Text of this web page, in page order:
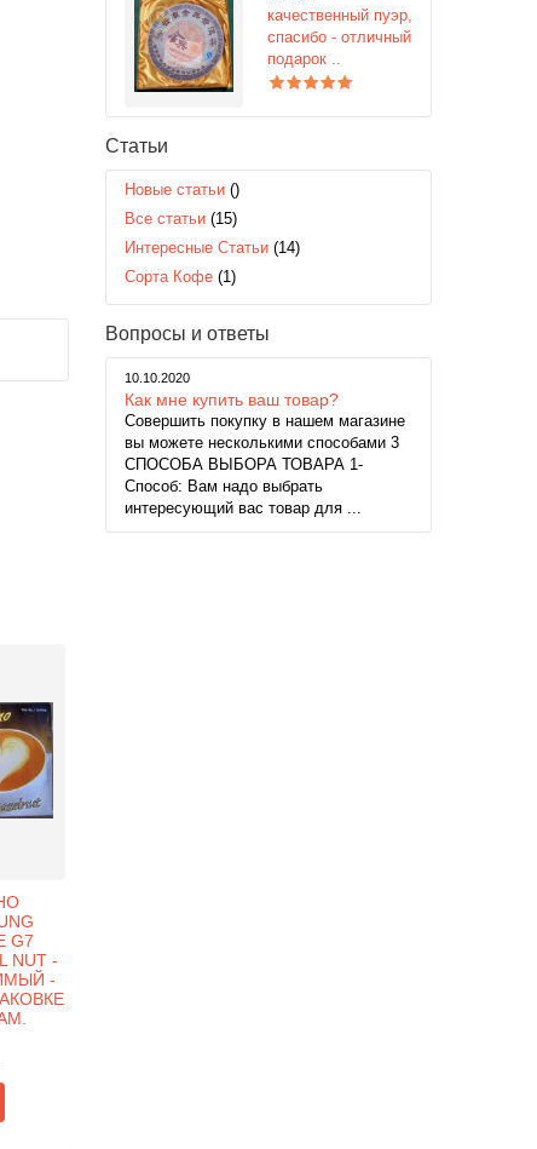
G7
NUT -
-
качественный пуэр,
спасибо - отличный
подарок ..
Статьи
Новые статьи ()
Все статьи (15)
Интересные Статьи (14)
Сорта Кофе (1)
Вопросы и ответы
10.10.2020
Как мне купить ваш товар?
Совершить покупку в нашем магазине
вы можете несколькими способами 3
СПОСОБА ВЫБОРА ТОВАРА 1-
Способ: Вам надо выбрать
интересующий вас товар для ...